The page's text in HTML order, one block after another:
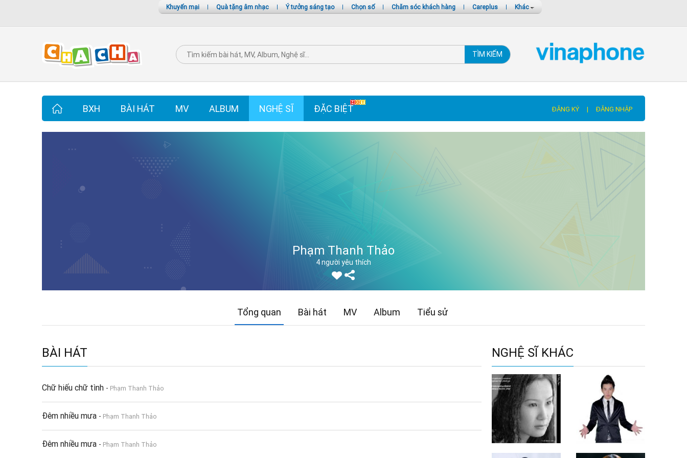
Khuyến mại | Quà tặng âm nhạc | Ý tưởng sáng tạo | Chọn số | Chăm sóc khách hàng | Careplus | Khác
TÌM KIẾM
BXH BÀI HÁT MV ALBUM NGHỆ SĨ ĐẶC BIỆT ĐĂNG KÝ | ĐĂNG NHẬP
Phạm Thanh Thảo
4 người yêu thích
Tổng quan Bài hát MV Album Tiểu sử
BÀI HÁT
Chữ hiếu chữ tình - Phạm Thanh Thảo
Đêm nhiều mưa - Phạm Thanh Thảo
Đêm nhiều mưa - Phạm Thanh Thảo
NGHỆ SĨ KHÁC